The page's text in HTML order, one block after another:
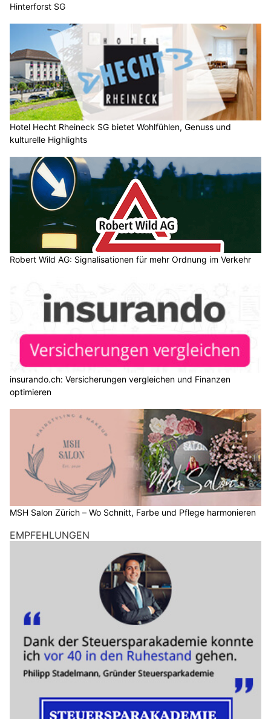
Hinterforst SG
Hotel Hecht Rheineck SG bietet Wohlfühlen, Genuss und
kulturelle Highlights
Robert Wild AG: Signalisationen für mehr Ordnung im Verkehr
insurando.ch: Versicherungen vergleichen und Finanzen
optimieren
MSH Salon Zürich – Wo Schnitt, Farbe und Pflege harmonieren
EMPFEHLUNGEN